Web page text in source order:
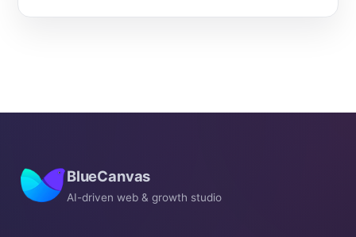
BlueCanvas
AI-driven web & growth studio